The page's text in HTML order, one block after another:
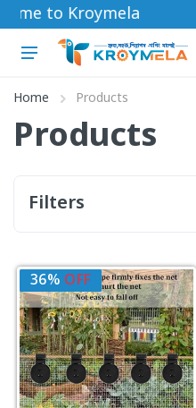
to Kroymela
Home Products
Products
Filters
36% OFF